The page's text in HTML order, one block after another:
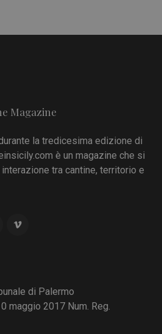
Magazine
la tredicesima edizione di
è un magazine che si
tra cantine, territorio e
di Palermo
maggio 2017 Num. Reg.